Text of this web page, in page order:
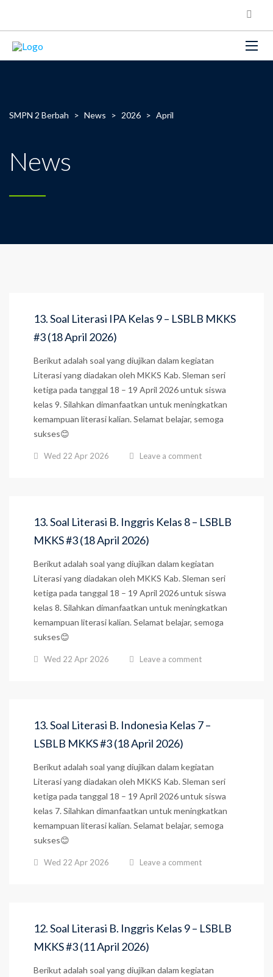
SMPN 2 Berbah > News > 2026 > April
News
13. Soal Literasi IPA Kelas 9 – LSBLB MKKS
#3 (18 April 2026)
Berikut adalah soal yang diujikan dalam kegiatan
Literasi yang diadakan oleh MKKS Kab. Sleman seri
ketiga pada tanggal 18 – 19 April 2026 untuk siswa
kelas 9. Silahkan dimanfaatkan untuk meningkatkan
kemampuan literasi kalian. Selamat belajar, semoga
sukses😊
Wed 22 Apr 2026 Leave a comment
13. Soal Literasi B. Inggris Kelas 8 – LSBLB
MKKS #3 (18 April 2026)
Berikut adalah soal yang diujikan dalam kegiatan
Literasi yang diadakan oleh MKKS Kab. Sleman seri
ketiga pada tanggal 18 – 19 April 2026 untuk siswa
kelas 8. Silahkan dimanfaatkan untuk meningkatkan
kemampuan literasi kalian. Selamat belajar, semoga
sukses😊
Wed 22 Apr 2026 Leave a comment
13. Soal Literasi B. Indonesia Kelas 7 –
LSBLB MKKS #3 (18 April 2026)
Berikut adalah soal yang diujikan dalam kegiatan
Literasi yang diadakan oleh MKKS Kab. Sleman seri
ketiga pada tanggal 18 – 19 April 2026 untuk siswa
kelas 7. Silahkan dimanfaatkan untuk meningkatkan
kemampuan literasi kalian. Selamat belajar, semoga
sukses😊
Wed 22 Apr 2026 Leave a comment
12. Soal Literasi B. Inggris Kelas 9 – LSBLB
MKKS #3 (11 April 2026)
Berikut adalah soal yang diujikan dalam kegiatan